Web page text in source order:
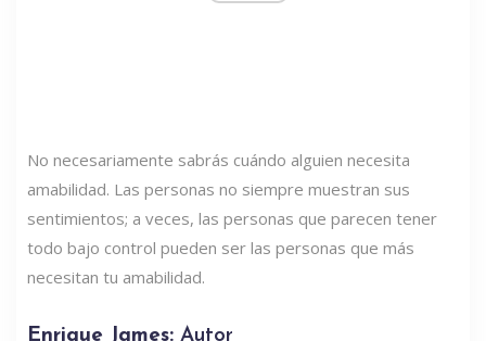
No necesariamente sabrás cuándo alguien necesita
amabilidad. Las personas no siempre muestran sus
sentimientos; a veces, las personas que parecen tener
todo bajo control pueden ser las personas que más
necesitan tu amabilidad.
Enrique James: Autor